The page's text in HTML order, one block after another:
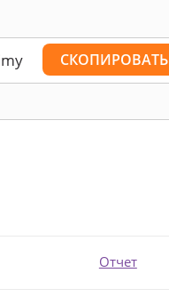
СКОПИРОВАТЬ
Отчет